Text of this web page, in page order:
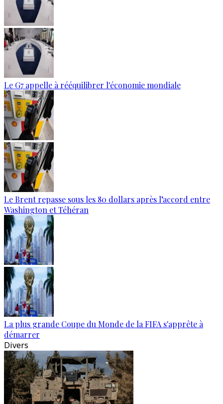
Le G7 appelle à rééquilibrer l'économie mondiale
Le Brent repasse sous les 80 dollars après l’accord entre
Washington et Téhéran
La plus grande Coupe du Monde de la FIFA s'apprête à
démarrer
Divers